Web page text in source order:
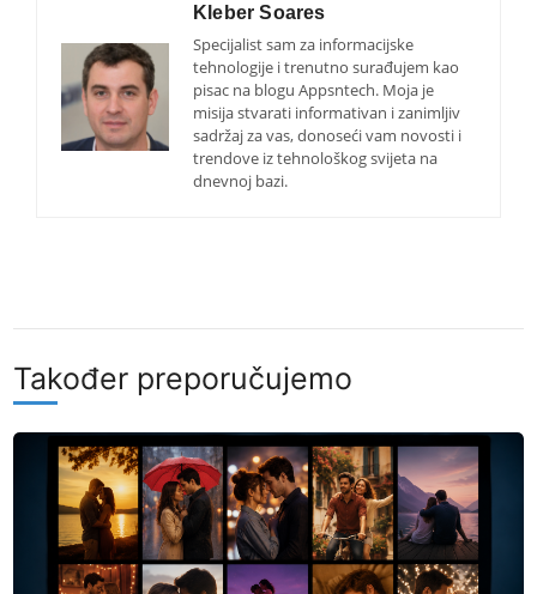
Kleber Soares
Specijalist sam za informacijske
tehnologije i trenutno surađujem kao
pisac na blogu Appsntech. Moja je
misija stvarati informativan i zanimljiv
sadržaj za vas, donoseći vam novosti i
trendove iz tehnološkog svijeta na
dnevnoj bazi.
Također preporučujemo